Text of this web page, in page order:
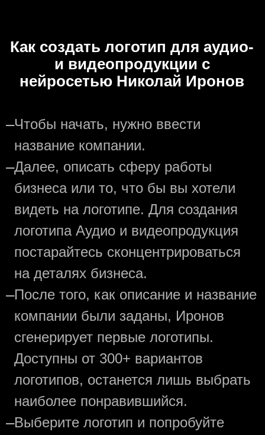
Как создать логотип для аудио-
и видеопродукции с
нейросетью Николай Иронов
—Чтобы начать, нужно ввести
название компании.
—Далее, описать сферу работы
бизнеса или то, что бы вы хотели
видеть на логотипе. Для создания
логотипа Аудио и видеопродукция
постарайтесь сконцентрироваться
на деталях бизнеса.
—После того, как описание и название
компании были заданы, Иронов
сгенерирует первые логотипы.
Доступны от 300+ вариантов
логотипов, останется лишь выбрать
наиболее понравившийся.
—Выберите логотип и попробуйте